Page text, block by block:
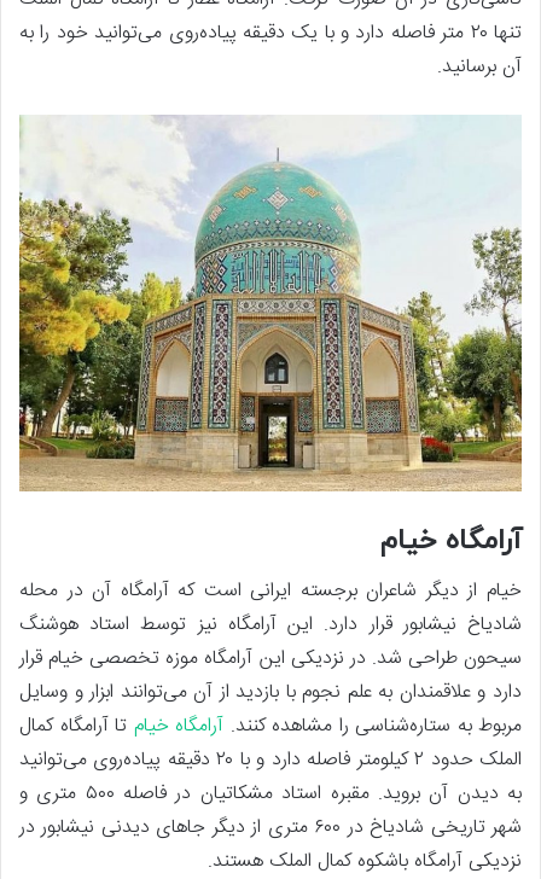
تنها ۲۰ متر فاصله دارد و با یک دقیقه پیاده‌روی می‌توانید خود را به
آن برسانید.
آرامگاه خیام
خیام از دیگر شاعران برجسته ایرانی است که آرامگاه آن در محله
شادیاخ نیشابور قرار دارد. این آرامگاه نیز توسط استاد هوشنگ
سیحون طراحی شد. در نزدیکی این آرامگاه موزه تخصصی خیام قرار
دارد و علاقمندان به علم نجوم با بازدید از آن می‌توانند ابزار و وسایل
مربوط به ستاره‌شناسی را مشاهده کنند. آرامگاه خیام تا آرامگاه کمال
الملک حدود ۲ کیلومتر فاصله دارد و با ۲۰ دقیقه پیاده‌روی می‌توانید
به دیدن آن بروید. مقبره استاد مشکاتیان در فاصله ۵۰۰ متری و
شهر تاریخی شادیاخ در ۶۰۰ متری از دیگر جاهای دیدنی نیشابور در
نزدیکی آرامگاه باشکوه کمال الملک هستند.